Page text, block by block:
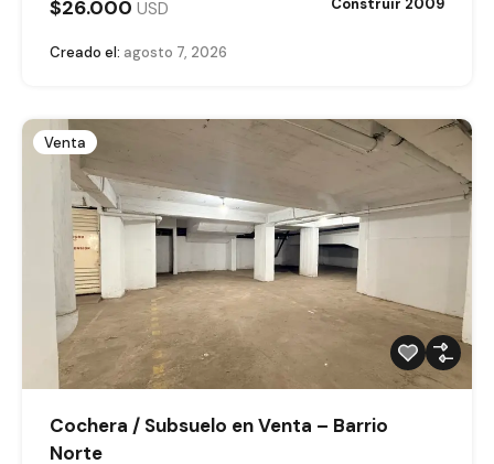
$26.000 USD Construir 2009
Creado el: agosto 7, 2026
Venta
Cochera / Subsuelo en Venta – Barrio
Norte